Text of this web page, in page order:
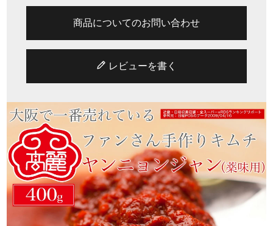
商品についてのお問い合わせ
レビューを書く